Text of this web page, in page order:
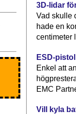
3D-lidar
Vad skulle
hade en
centimeter
ESD-
Enkel att
EMC
Vill kyla